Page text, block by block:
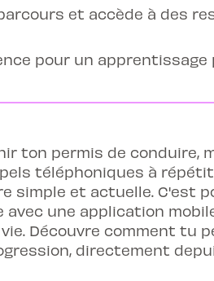
et accède à des
pour un apprentissage
ton permis de conduire,
téléphoniques à
simple et actuelle. C'est
avec une application
Découvre comment tu
directement